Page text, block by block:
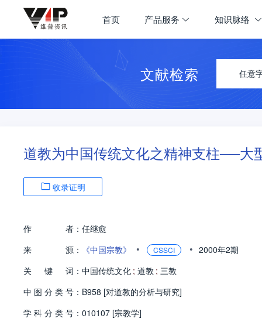
首页 产品服务 知识脉络
文献检索 任意
道教为中国传统文化之精神支柱──大
收录证明
作 者： 任继愈
来
源： 《中国宗教》 • CSSCI • 2000年2期
关
键 词： 中国传统文化 ; 道教 ; 三教
中 图 分 类 号： B958 [对道教的分析与研究]
学 科 分 类 号： 010107 [宗教学]